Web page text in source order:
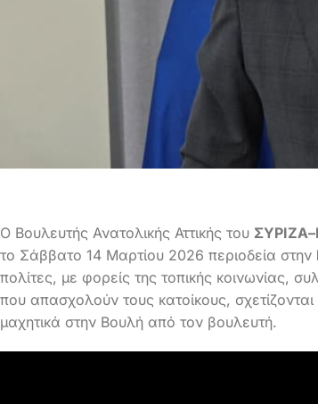
Ο Βουλευτής Ανατολικής Αττικής του
το Σάββατο 14 Μαρτίου 2026 περιοδεία στην
πολίτες, με φορείς της τοπικής κοινωνίας,
που απασχολούν τους κατοίκους, σχετίζονται
μαχητικά στην Βουλή από τον βουλευτή.